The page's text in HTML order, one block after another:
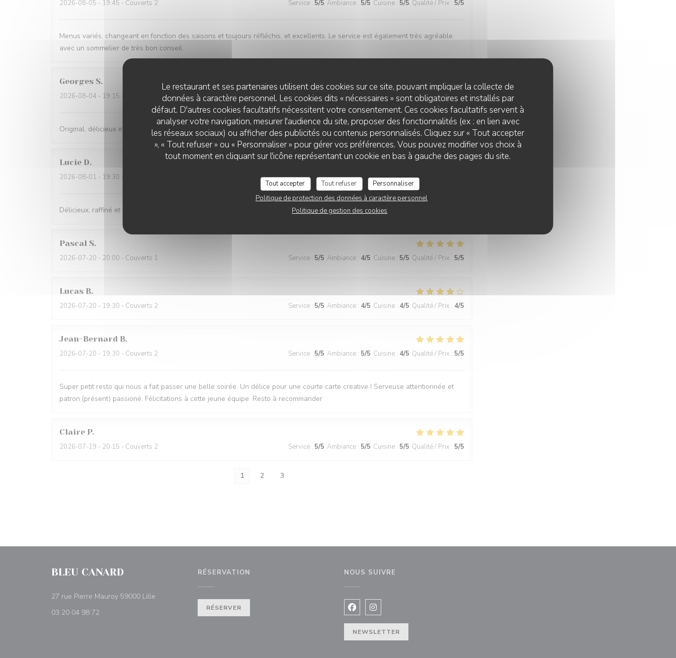
Le restaurant et ses partenaires utilisent des cookies sur ce site, pouvant impliquer la collecte de
données à caractère personnel. Les cookies dits « nécessaires » sont obligatoires et installés par
défaut. D'autres cookies facultatifs nécessitent votre consentement. Ces cookies facultatifs servent à
analyser votre navigation, mesurer l'audience du site, proposer des fonctionnalités (ex : en lien avec
les réseaux sociaux) ou afficher des publicités ou contenus personnalisés. Cliquez sur « Tout accepter
», « Tout refuser » ou « Personnaliser » pour gérer vos préférences. Vous pouvez modifier vos choix à
tout moment en cliquant sur l'icône représentant un cookie en bas à gauche des pages du site.
Tout accepter Tout refuser
Personnaliser
Politique de protection des données à caractère personnel
Politique de gestion des cookies
2026-08-05 - 19:45 - Couverts 2 Service : 5/5 Ambiance : 5/5 Cuisine : 5/5 Qualité / Prix : 5/5
Menus variés, changeant en fonction des saisons et toujours réfléchis, et excellents. Le service est également très agréable
avec un sommelier de très bon conseil.
Georges S
2026-08-04 - 19:15 - Couverts 2 Service: 5/5 Ambiance: 5/5 Cuisine : 5/5 Qualité / Prix: 4 /5
Original, délicieux et servi avec amabilité
Lucie D
2026-08-01 - 19:30 - Couverts 2 Service: 4/5 Ambiance:5 /5 Cuisine:5/5 Qualité / Prix
Délicieux, raffiné et original. Je recommande !
Pascal S
2026-07-20 - 20:00 - Couverts 1 Service : 5/5 Ambiance : 4/5 Cuisine : 5/5 Qualité / Prix : 5/5
Lucas B
2026-07-20 - 19:30 - Couverts 2 Service : 5/5 Ambiance : 4/5 Cuisine : 4/5 Qualité / Prix : 4/5
Jean-Bernard B
2026-07-20 - 19:30 - Couverts 2 Service : 5/5 Ambiance : 5/5 Cuisine : 4/5 Qualité / Prix : 5/5
Super petit resto qui nous a fait passer une belle soirée. Un délice pour une courte carte creative ! Serveuse attentionnée et
patron (présent) passioné. Félicitations à cette jeune équipe. Resto à recommander
Claire P
2026-07-19 - 20:15 - Couverts 2 Service : 5/5 Ambiance : 5/5 Cuisine : 5/5 Qualité / Prix : 5/5
1 2 3
BLEU CANARD
27 rue Pierre Mauroy 59000 Lille
03 20 04 98 72
RÉSERVATION
RÉSERVER
NOUS SUIVRE
Facebook ((ouvre une nouvelle fenêtre))
Instagram ((ouvre une nouvelle fenêtre))
NEWSLETTER